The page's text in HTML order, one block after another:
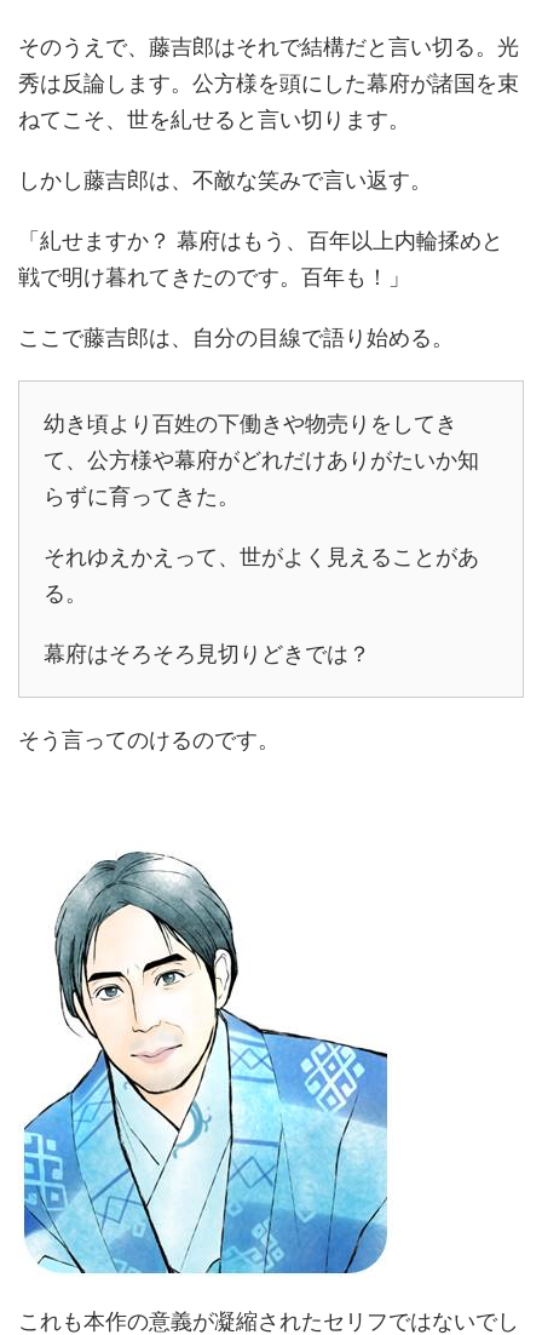
そのうえで、藤吉郎はそれで結構だと言い切る。光
秀は反論します。公方様を頭にした幕府が諸国を束
ねてこそ、世を糺せると言い切ります。
しかし藤吉郎は、不敵な笑みで言い返す。
「糺せますか？ 幕府はもう、百年以上内輪揉めと
戦で明け暮れてきたのです。百年も！」
ここで藤吉郎は、自分の目線で語り始める。
幼き頃より百姓の下働きや物売りをしてき
て、公方様や幕府がどれだけありがたいか知
らずに育ってきた。
それゆえかえって、世がよく見えることがあ
る。
幕府はそろそろ見切りどきでは？
そう言ってのけるのです。
これも本作の意義が凝縮されたセリフではないでし